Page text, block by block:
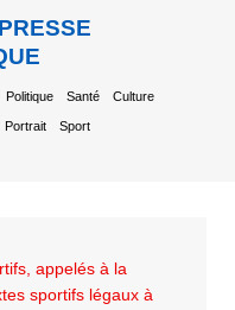
Politique Santé Culture
Portrait Sport
appelés à la
sportifs légaux à